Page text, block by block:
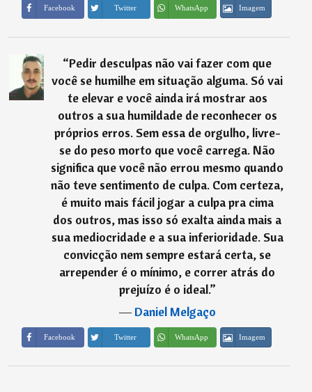
Facebook Twitter WhatsApp Imagem
“Pedir desculpas não vai fazer com que
você se humilhe em situação alguma. Só vai
te elevar e você ainda irá mostrar aos
outros a sua humildade de reconhecer os
próprios erros. Sem essa de orgulho, livre-
se do peso morto que você carrega. Não
significa que você não errou mesmo quando
não teve sentimento de culpa. Com certeza,
é muito mais fácil jogar a culpa pra cima
dos outros, mas isso só exalta ainda mais a
sua mediocridade e a sua inferioridade. Sua
convicção nem sempre estará certa, se
arrepender é o mínimo, e correr atrás do
prejuízo é o ideal.”
―Daniel Melgaço
Facebook Twitter WhatsApp Imagem